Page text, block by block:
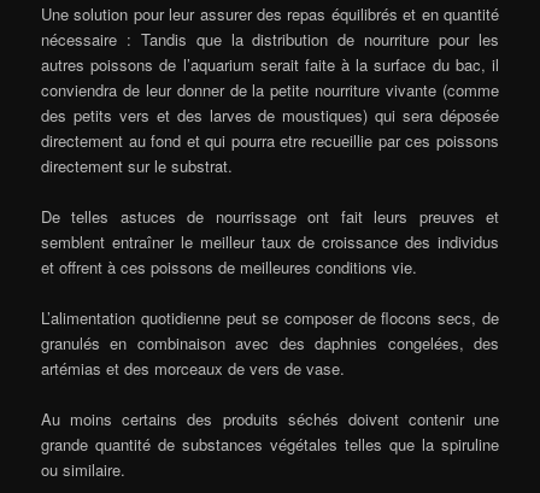
Une solution pour leur assurer des repas équilibrés et en quantité
nécessaire : Tandis que la distribution de nourriture pour les
autres poissons de l’aquarium serait faite à la surface du bac, il
conviendra de leur donner de la petite nourriture vivante (comme
des petits vers et des larves de moustiques) qui sera déposée
directement au fond et qui pourra etre recueillie par ces poissons
directement sur le substrat.
De telles astuces de nourrissage ont fait leurs preuves et
semblent entraîner le meilleur taux de croissance des individus
et offrent à ces poissons de meilleures conditions vie.
L’alimentation quotidienne peut se composer de flocons secs, de
granulés en combinaison avec des daphnies congelées, des
artémias et des morceaux de vers de vase.
Au moins certains des produits séchés doivent contenir une
grande quantité de substances végétales telles que la spiruline
ou similaire.